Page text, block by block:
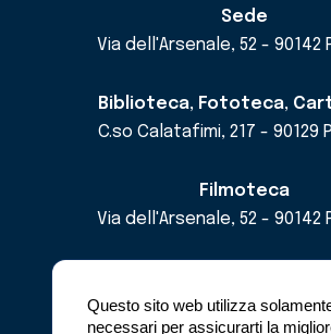
Questo sito web utilizza
necessari per assicurarti la
Sede
Via dell'Arsenale, 52 - 90142
Biblioteca, Fototeca,
C.so Calatafimi, 217 - 90129
Filmoteca
Via dell'Arsenale, 52 - 90142
pec